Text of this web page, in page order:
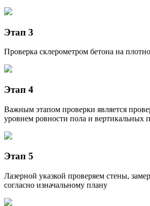
Этап 3
Проверка склерометром бетона на
Этап 4
Важным этапом проверки является
уровнем ровности пола и вертикальных
Этап 5
Лазерной указкой проверяем стены,
согласно изначальному плану